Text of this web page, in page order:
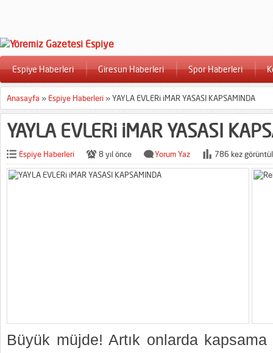
Espiye Haberleri Giresun Haberleri Spor Haberleri
Anasayfa » Espiye Haberleri »YAYLA EVLERi iMAR YASASI KAPSAMINDA
YAYLA EVLERi iMAR YASASI
Espiye Haberleri 8 yıl önce Yorum Yaz 786 kez
Büyük müjde! Artık onlarda